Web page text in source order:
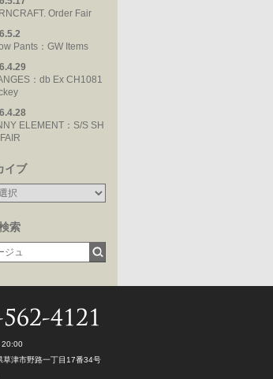
Order Fair
Pants：GW Items
：db Ex CH1081
ELEMENT：S/S SH
イブ
索
20:00
津市野路一丁目17番34号